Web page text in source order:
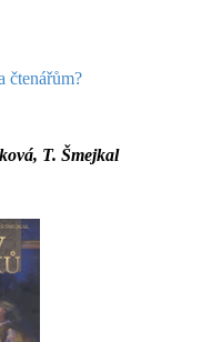
čtenářům?
T. Šmejkal